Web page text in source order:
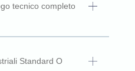
tecnico completo
Standard O